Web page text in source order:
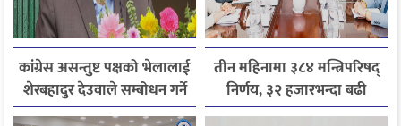
कांग्रेस असन्तुष्ट पक्षको भेलालाई
शेरबहादुर देउवाले सम्बोधन गर्ने
तीन महिनामा ३८४ मन्त्रिपरिषद्
निर्णय, ३२ हजारभन्दा बढी
गुनासो फर्छ्योट